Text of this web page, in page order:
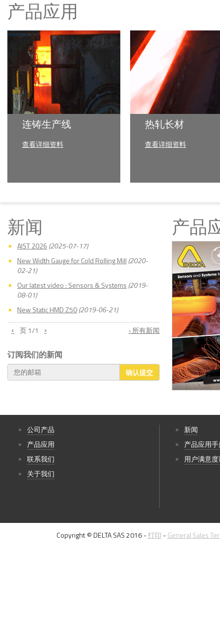
产品应用
连铸生产线
查看详细资料
热轧长材
查看详细资料
新闻
AIST 2026 (2025-07-17)
New Width Gauge for Cold Rolling Mill (2020-
02-21)
Our latest video : Sensors & Systems (2019-
08-01)
New Static HMD Z50(2019-06-21)
‹ 页1/1 › › 所有新闻
订阅我们的新闻
确认提交
产品
公司产品
产品应用
联系我们
关于我们
新闻
产品应用
用户满意
Copyright © DELTA SAS 2016 -打印 -General Sales